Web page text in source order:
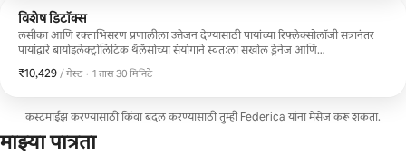
विशेष डिटॉक्स
लसीका आणि रक्ताभिसरण प्रणालीला उत्तेजन देण्यासाठी पायांच्या रिफ्लेक्सोलॉजी सत्रानंतर
पायांद्वारे बायोइलेक्ट्रोलिटिक थॅलॅसोच्या संयोगाने स्वतःला सखोल ड्रेनेज आणि
₹10,429 / गेस्ट
₹10,429 प्रति गेस्ट
, · 1 तास 30 मिनिटे
कस्टमाईझ करण्यासाठी किंवा बदल करण्यासाठी तुम्ही Federica यांना मेसेज करू शकता.
माझ्या पात्रता